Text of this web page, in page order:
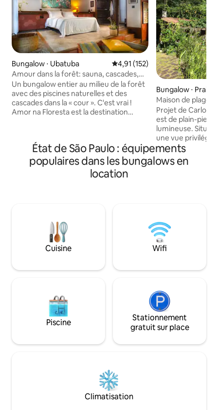
Bungalow ⋅ Ubatuba Évaluation moyenne sur la
4,91 (152)
Amour dans la forêt: sauna, cascades,
plages…
Un bungalow entier au milieu de la forêt
avec des piscines naturelles et des
cascades dans la « cour ». C'est vrai !
Amor na Floresta est la destination
pleine de richesses naturelles et
culturelles. Avec une architecture et
une décoration balinaises, le bungalow
est intégré à la nature, entouré de
plages, de rivières, de piscines
Mar et du Parc de Bocaina.
Bungalow ⋅ Praia
Maison de plage
vue privilégiée
Projet de Carlos
est de plain-pied,
lumineuse. Située sur un terrain avec
une vue
montagnes. Elle
forêt atlantique,
environ 500
cheminée et le
assez grand avec
barbecue
État de São Paulo : équipements
populaires dans les bungalows en
location
Cuisine Wifi
Piscine
Stationnement
gratuit sur place
Climatisation